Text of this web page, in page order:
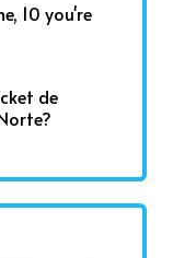
10 you're
de